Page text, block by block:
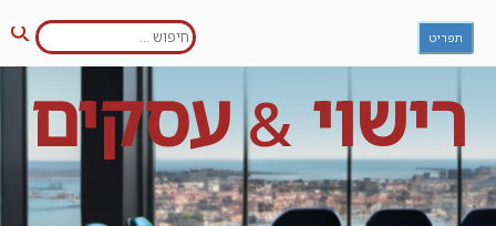
Skip
content
חפש: תפריט
רישוי&עסקים